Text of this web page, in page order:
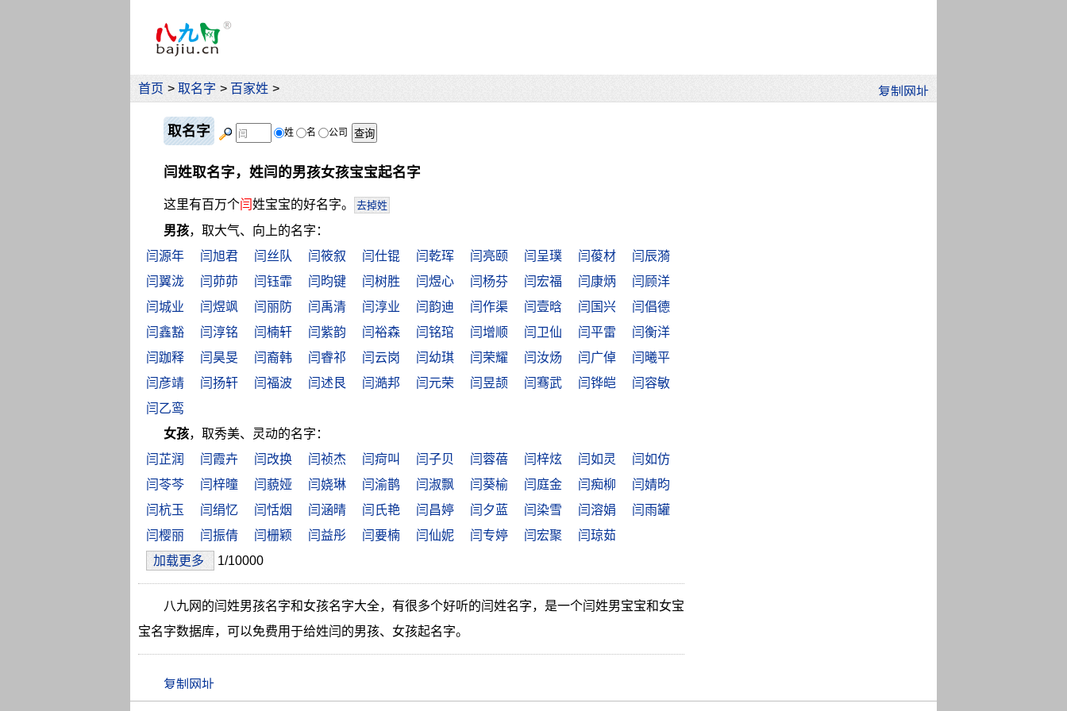
首页 > 取名字 > 百家姓 >
取名字 姓 名 公司
闫姓取名字，姓闫的男孩女孩宝宝起名字
这里有百万个闫姓宝宝的好名字。 去掉姓
男孩，取大气、向上的名字：
闫源年
闫旭君 闫丝队 闫筱叙 闫仕锟 闫乾珲 闫亮颐 闫呈璞 闫葰材
闫辰漪
闫翼泷
闫茆茆 闫钰霏 闫昀键 闫树胜 闫煜心 闫杨芬 闫宏福 闫康炳
闫顾洋
闫城业
闫煜飒 闫丽防 闫禹清 闫淳业 闫韵迪 闫作渠 闫壹晗 闫国兴
闫倡德
闫鑫豁
闫淳铭 闫楠轩 闫紫韵 闫裕森 闫铭琯 闫增顺 闫卫仙 闫平雷
闫衡洋
闫跏释
闫昊旻 闫裔韩 闫睿祁 闫云岗 闫幼琪 闫荣耀 闫汝炀 闫广倬
闫曦平
闫彦靖
闫扬轩 闫福波 闫述艮 闫澔邦 闫元荣 闫昱颉 闫骞武 闫铧皑
闫容敏
闫乙鸾
女孩，取秀美、灵动的名字：
闫芷润
闫霞卉 闫改换 闫祯杰 闫疴叫 闫子贝 闫蓉蓓 闫梓炫 闫如灵
闫如仿
闫苓芩
闫梓曈 闫藐娅 闫娆琳 闫渝鹊 闫淑飘 闫葵榆 闫庭金 闫痴柳
闫婧昀
闫杭玉
闫绢忆 闫恬烟 闫涵晴 闫氏艳 闫昌婷 闫夕蓝 闫染雪 闫溶娟
闫雨罐
闫樱丽
闫振倩 闫栅颖 闫益彤 闫要楠 闫仙妮 闫专婷 闫宏聚
闫琼茹
加载更多
1/10000
八九网的闫姓男孩名字和女孩名字大全，有很多个好听的闫姓名字，是一个闫姓男宝宝和女宝
宝名字数据库，可以免费用于给姓闫的男孩、女孩起名字。